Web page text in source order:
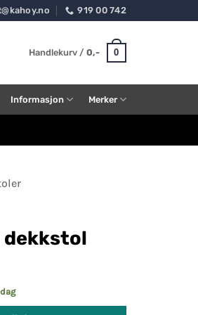
919 00 742
Handlekurv / 0,- 0
Informasjon Merker
dekkstol